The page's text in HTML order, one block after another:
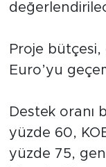
Proje bütçesi,
Euro’yu
Destek oranı
yüzde 60,
yüzde 75,